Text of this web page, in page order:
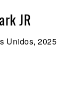
JR
Unidos, 2025